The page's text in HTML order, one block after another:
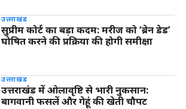
उत्तराखंड
सुप्रीम कोर्ट का बड़ा कदम: मरीज को ‘ब्रेन डेड’
घोषित करने की प्रक्रिया की होगी समीक्षा
उत्तराखंड
उत्तराखंड में ओलावृष्टि से भारी नुकसान:
बागवानी फसलें और गेहूं की खेती चौपट